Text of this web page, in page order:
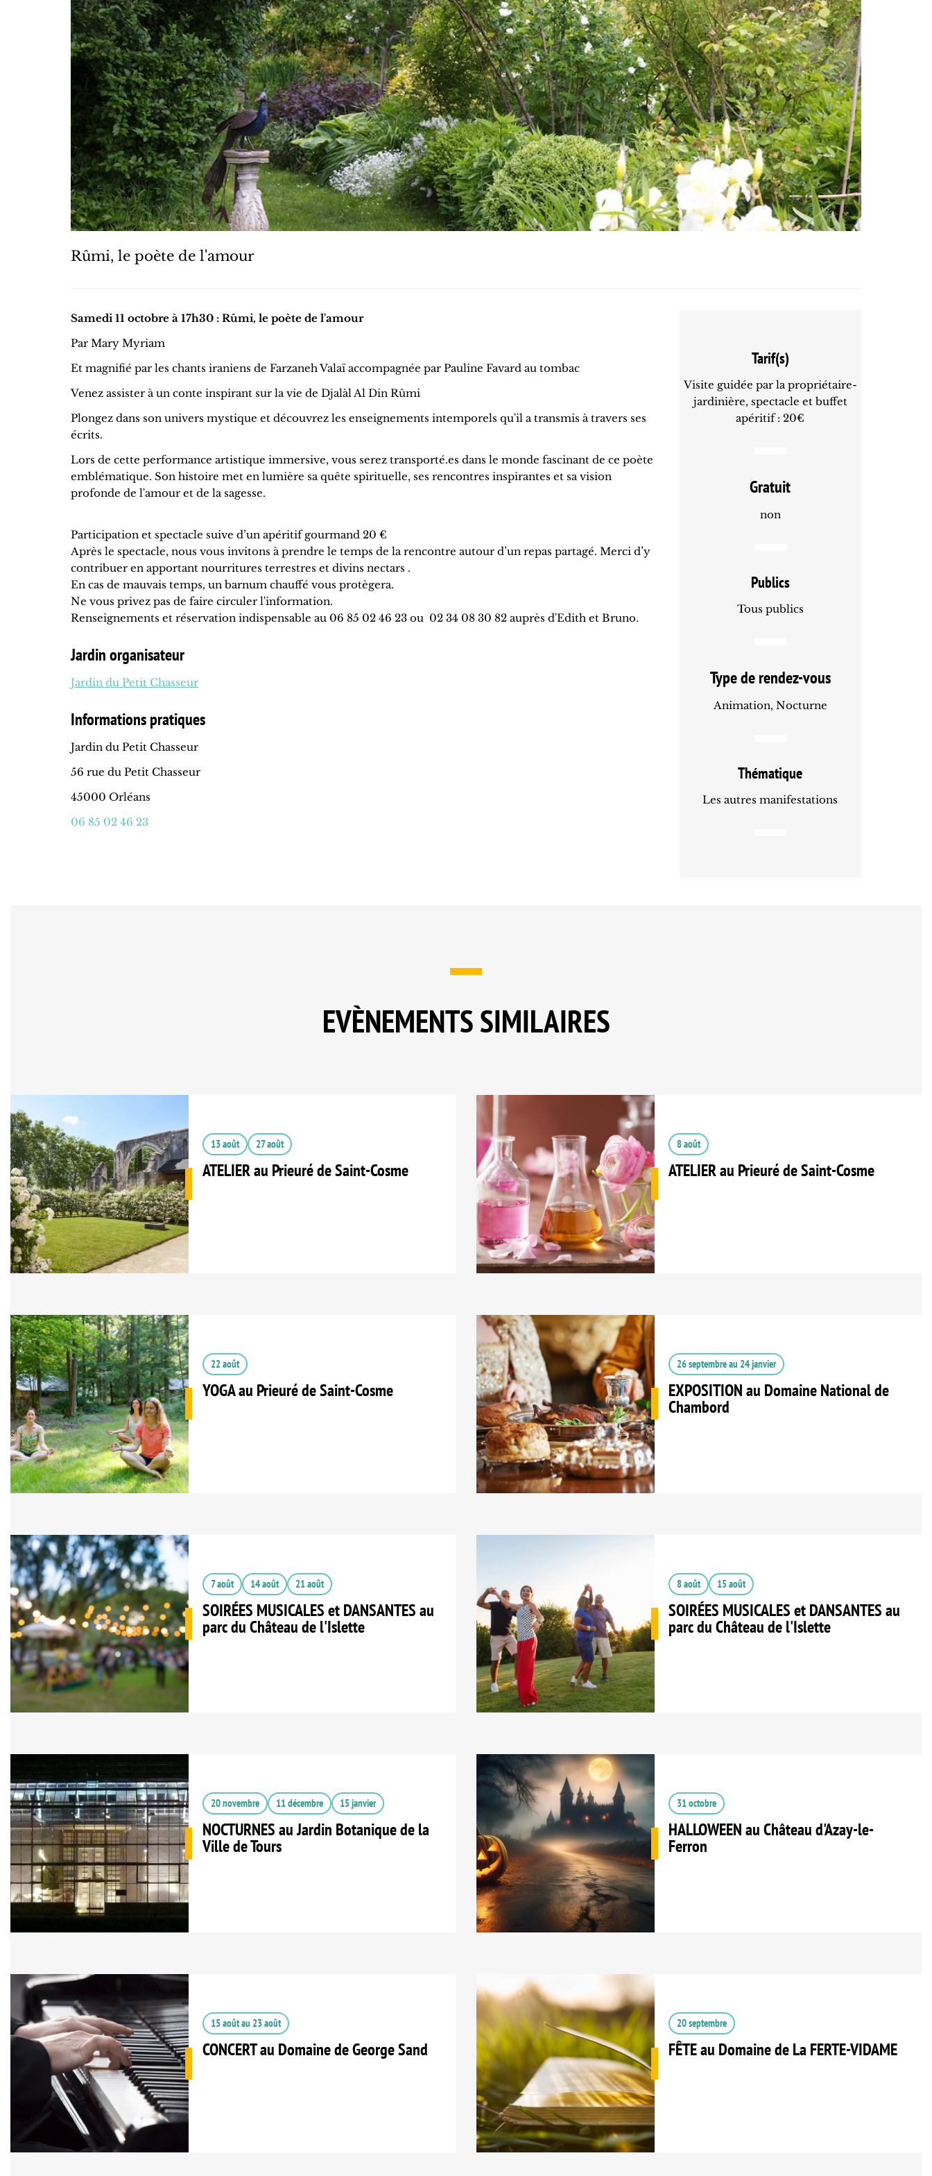
Rûmi, le poète de l'amour
Samedi 11 octobre à 17h30 : Rûmi, le poète de l'amour
Par Mary Myriam
Et magnifié par les chants iraniens de Farzaneh Valaï accompagnée par Pauline Favard au tombac
Venez assister à un conte inspirant sur la vie de Djalàl Al Din Rûmi
Plongez dans son univers mystique et découvrez les enseignements intemporels qu'il a transmis à travers ses
écrits.
Lors de cette performance artistique immersive, vous serez transporté.es dans le monde fascinant de ce poète
emblématique. Son histoire met en lumière sa quête spirituelle, ses rencontres inspirantes et sa vision
profonde de l'amour et de la sagesse.
Participation et spectacle suive d’un apéritif gourmand 20 €
Après le spectacle, nous vous invitons à prendre le temps de la rencontre autour d’un repas partagé. Merci d’y
contribuer en apportant nourritures terrestres et divins nectars .
En cas de mauvais temps, un barnum chauffé vous protègera.
Ne vous privez pas de faire circuler l'information.
Renseignements et réservation indispensable au 06 85 02 46 23 ou 02 34 08 30 82 auprès d'Edith et Bruno.
Jardin organisateur
Jardin du Petit Chasseur
Informations pratiques
Jardin du Petit Chasseur
56 rue du Petit Chasseur
45000 Orléans
06 85 02 46 23
Tarif(s)
Visite guidée par la propriétaire-
jardinière, spectacle et buffet
apéritif : 20€
Gratuit
non
Publics
Tous publics
Type de rendez-vous
Animation, Nocturne
Thématique
Les autres manifestations
EVÈNEMENTS SIMILAIRES
13 août 27 août
ATELIER au Prieuré de Saint-Cosme
8 août
ATELIER au Prieuré de Saint-Cosme
22 août
YOGA au Prieuré de Saint-Cosme
26 septembreau 24 janvier
EXPOSITION au Domaine National de
Chambord
7 août 14 août 21 août
SOIRÉES MUSICALES et DANSANTES au
parc du Château de l'Islette
8 août 15 août
SOIRÉES MUSICALES et DANSANTES au
parc du Château de l'Islette
20 novembre 11 décembre 15 janvier
NOCTURNES au Jardin Botanique de la
Ville de Tours
31 octobre
HALLOWEEN au Château d'Azay-le-
Ferron
15 aoûtau 23 août
CONCERT au Domaine de George Sand
20 septembre
FÊTE au Domaine de La FERTE-VIDAME